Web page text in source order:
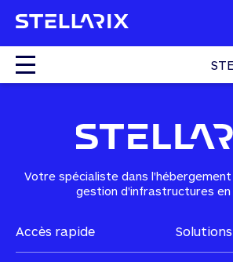
Services managés
Sécurité
Home
Votre spécialiste dans
gestion d'infrastructures en
Accès rapide Solutions